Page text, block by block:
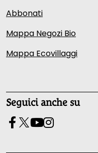
Abbonati
Mappa Negozi Bio
Mappa Ecovillaggi
Seguici anche su